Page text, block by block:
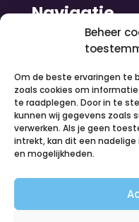
Beheer
Om de beste ervaringen te
zoals cookies om
te raadplegen. Door in te
kunnen wij gegevens zoals
verwerken. Als je geen
intrekt, kan dit een
en mogelijkheden.
Navigatie
Nieuws
Over ons
Contact
Inloggen
Vacatures
Organiseer een